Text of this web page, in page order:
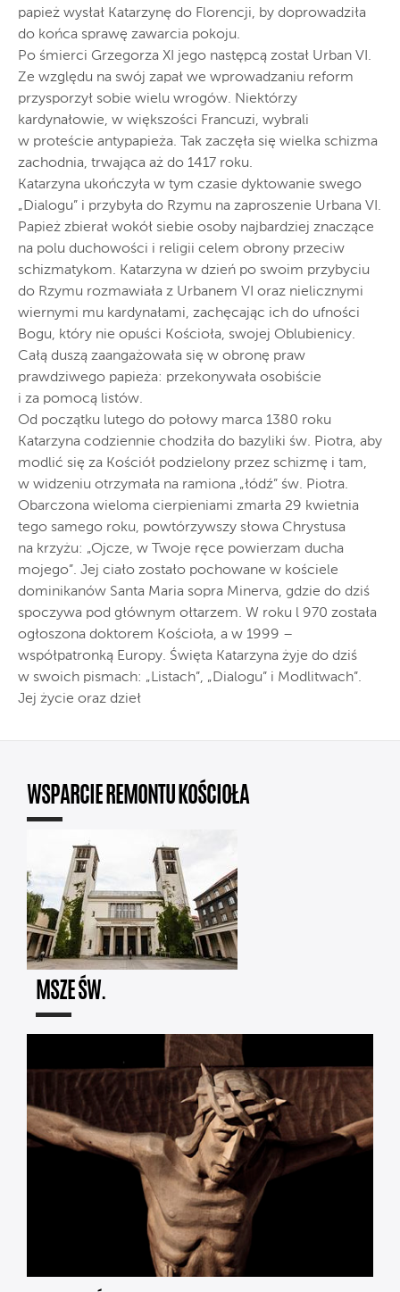
papież wysłał Katarzynę do Florencji, by doprowadziła
do końca sprawę zawarcia pokoju.
Po śmierci Grzegorza XI jego następcą został Urban VI.
Ze względu na swój zapał we wprowadzaniu reform
przysporzył sobie wielu wrogów. Niektórzy
kardynałowie, w większości Francuzi, wybrali
w proteście antypapieża. Tak zaczęła się wielka schizma
zachodnia, trwająca aż do 1417 roku.
Katarzyna ukończyła w tym czasie dyktowanie swego
„Dialogu” i przybyła do Rzymu na zaproszenie Urbana VI.
Papież zbierał wokół siebie osoby najbardziej znaczące
na polu duchowości i religii celem obrony przeciw
schizmatykom. Katarzyna w dzień po swoim przybyciu
do Rzymu rozmawiała z Urbanem VI oraz nielicznymi
wiernymi mu kardynałami, zachęcając ich do ufności
Bogu, który nie opu­ści Kościoła, swojej Oblubienicy.
Całą duszą zaangażowała się w obronę praw
prawdziwego papieża: przekonywała osobiście
i za pomocą listów.
Od początku lutego do połowy marca 1380 roku
Katarzyna codziennie chodziła do bazyliki św. Piotra, aby
modlić się za Kościół podzielony przez schizmę i tam,
w widzeniu otrzymała na ramiona „łódź” św. Piotra.
Obarczona wieloma cierpieniami zmarła 29 kwietnia
tego samego roku, powtórzywszy słowa Chrystusa
na krzyżu: „Ojcze, w Twoje ręce powierzam ducha
mojego”. Jej ciało zostało pochowane w kościele
dominikanów Santa Maria sopra Minerva, gdzie do dziś
spoczywa pod głównym ołtarzem. W roku l 970 została
ogłoszona doktorem Kościoła, a w 1999 –
współpatronką Europy. Święta Katarzyna żyje do dziś
w swoich pismach: „Listach”, „Dialogu” i Modlitwach”.
Jej życie oraz dzieł
WSPARCIE REMONTU KOŚCIOŁA
MSZE ŚW.